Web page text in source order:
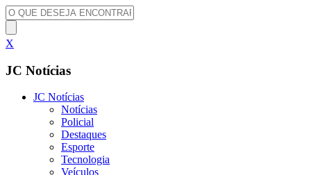
X
JC Notícias
JC Notícias
Notícias
Policial
Destaques
Esporte
Tecnologia
Veículos